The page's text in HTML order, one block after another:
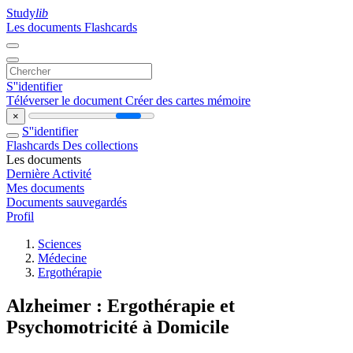
Studylib
Les documents Flashcards
S''identifier
Téléverser le document Créer des cartes mémoire
×
S''identifier
Flashcards Des collections
Les documents
Dernière Activité
Mes documents
Documents sauvegardés
Profil
Sciences
Médecine
Ergothérapie
Alzheimer : Ergothérapie et
Psychomotricité à Domicile